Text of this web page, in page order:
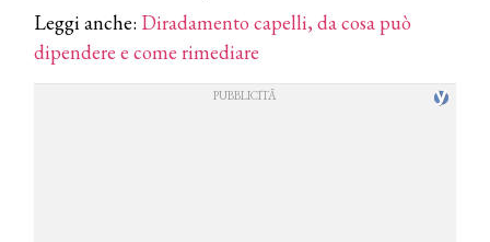
Leggi anche: Diradamento capelli, da cosa può
dipendere e come rimediare